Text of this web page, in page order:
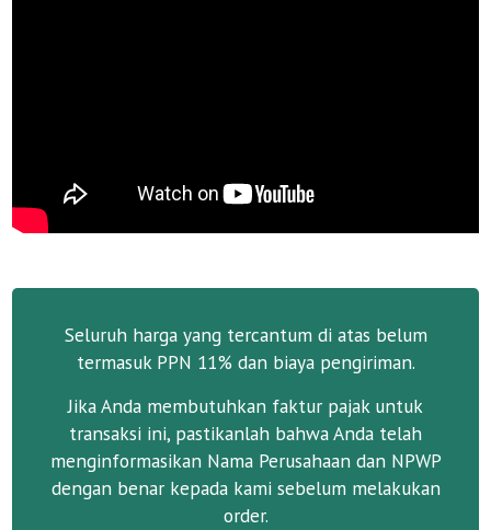
Seluruh harga yang tercantum di atas belum
termasuk PPN 11% dan biaya pengiriman.
Jika Anda membutuhkan faktur pajak untuk
transaksi ini, pastikanlah bahwa Anda telah
menginformasikan Nama Perusahaan dan NPWP
dengan benar kepada kami sebelum melakukan
order.